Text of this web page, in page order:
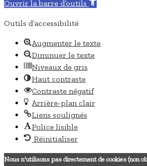
Ouvrir la barre d’outils
Outils d’accessibilité
Augmenter le texte
Diminuer le texte
Niveaux de gris
Haut contraste
Contraste négatif
Arrière-plan clair
Liens soulignés
Police lisible
Réinitialiser
Nous n'utilisons pas directement de cookies (non